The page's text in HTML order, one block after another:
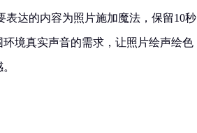
表达的内容为照片施加魔法，保留10秒
境真实声音的需求，让照片绘声绘色